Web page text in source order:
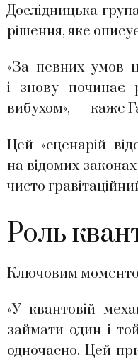
Дослідницька
рішення, яке
«За певних умов
і знову починає
вибухом», — каже
Цей «сценарій
на відомих
чисто
Роль
Ключовим
«У квантовій
займати один і
одночасно. Цей